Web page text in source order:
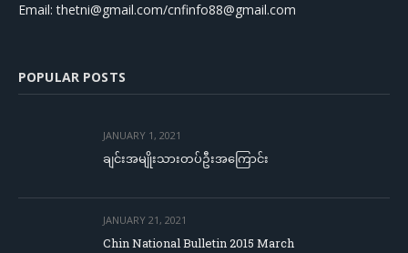
Email: thetni@gmail.com/cnfinfo88@gmail.com
POPULAR POSTS
JANUARY 1, 2021
ချင်းအမျိုးသားတပ်ဦးအကြောင်း
JANUARY 21, 2021
Chin National Bulletin 2015 March